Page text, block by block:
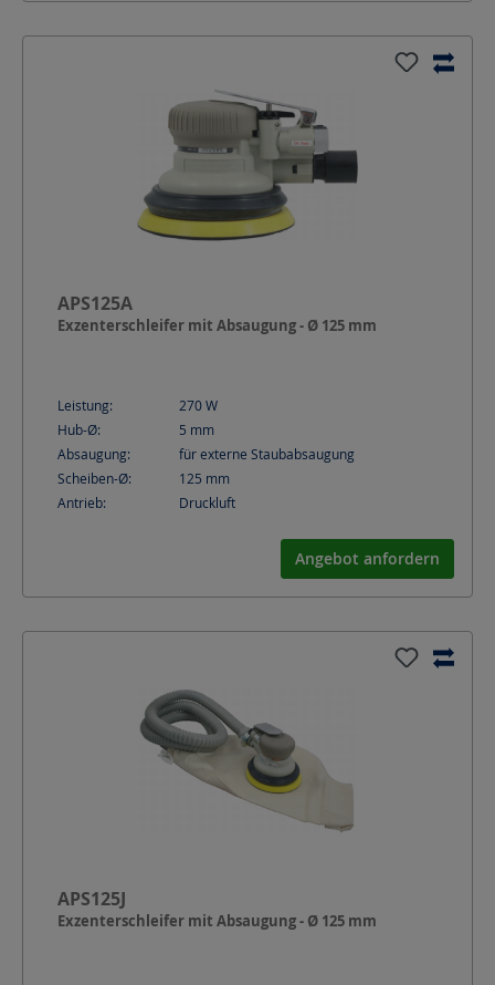
APS125A
Exzenterschleifer mit Absaugung - Ø 125 mm
Leistung: 270W
Hub-Ø:
5 mm
Absaugung:
für externe Staubabsaugung
Scheiben-Ø:
125 mm
Antrieb:
Druckluft
Angebot anfordern
APS125J
Exzenterschleifer mit Absaugung - Ø 125 mm